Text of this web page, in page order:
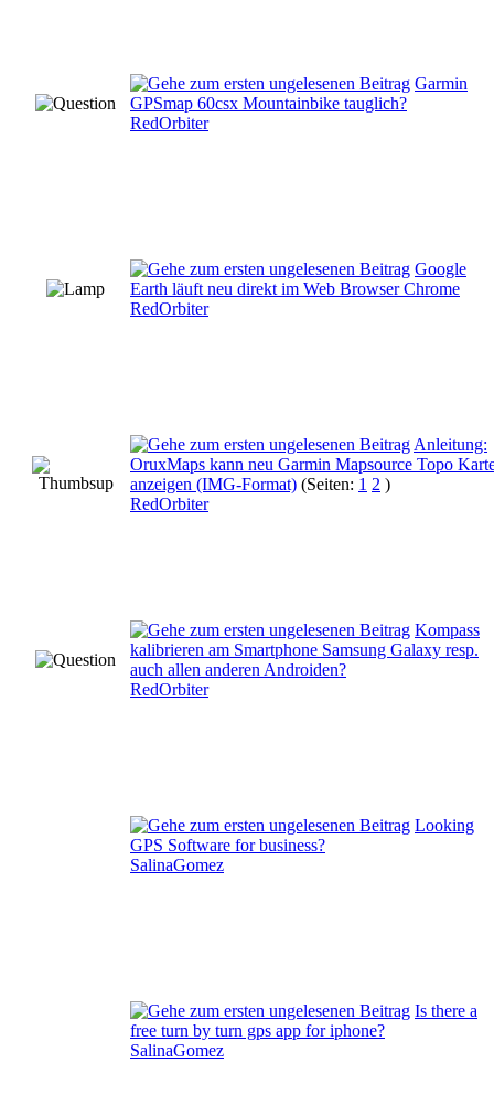
Garmin
GPSmap 60csx Mountainbike tauglich?
RedOrbiter
Google
Earth läuft neu direkt im Web Browser Chrome
RedOrbiter
Anleitung:
OruxMaps kann neu Garmin Mapsource Topo
anzeigen (IMG-Format) (Seiten: 1 2 )
RedOrbiter
Kompass
kalibrieren am Smartphone Samsung Galaxy resp.
auch allen anderen Androiden?
RedOrbiter
Looking
GPS Software for business?
SalinaGomez
Is there a
free turn by turn gps app for iphone?
SalinaGomez